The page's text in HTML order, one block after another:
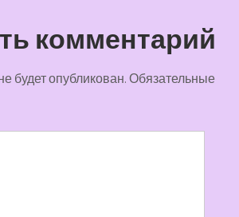
комментарий
будет опубликован.Обязательные